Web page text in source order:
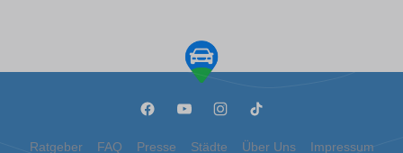
Ratgeber FAQ Presse Städte Über Uns Impressum